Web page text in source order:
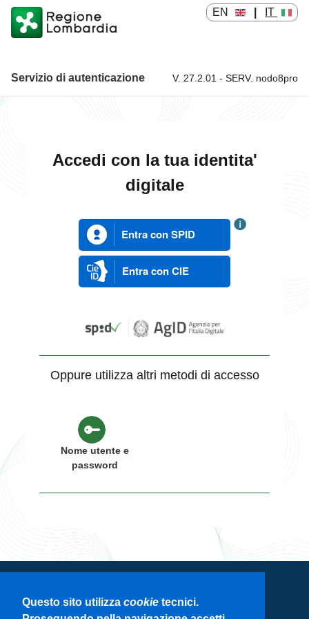
Questo sito utilizza cookie tecnici.
EN IT
Servizio di autenticazione Servizio di autenticazione
V. 27.2.01 - SERV. nodo8pro
Accedi con la tua identita'
digitale
Entra con SPID
Entra con CIE
Oppure utilizza altri metodi di accesso
Nome utente e
password
Servizio di autenticazione di Regione
Lombardia